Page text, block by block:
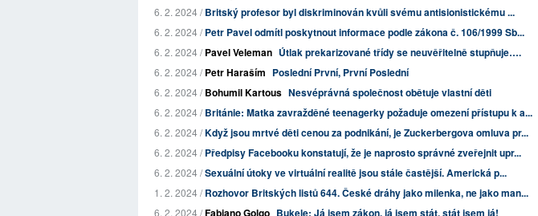
6. 2. 2024 /Britský profesor byl diskriminován kvůli svému antisionistickému ...
6. 2. 2024 /Petr Pavel odmítl poskytnout informace podle zákona č. 106/1999 Sb...
6. 2. 2024 /Pavel Veleman Útlak prekarizované třídy se neuvěřitelně stupňuje….
6. 2. 2024 /Petr Haraším Poslední První, První Poslední
6. 2. 2024 /Bohumil Kartous Nesvéprávná společnost obětuje vlastní děti
6. 2. 2024 /Británie: Matka zavražděné teenagerky požaduje omezení přístupu k a...
6. 2. 2024 /Když jsou mrtvé děti cenou za podnikání, je Zuckerbergova omluva pr...
6. 2. 2024 /Předpisy Facebooku konstatují, že je naprosto správné zveřejnit upr...
6. 2. 2024 /Sexuální útoky ve virtuální realitě jsou stále častější. Americká p...
1. 2. 2024 /Rozhovor Britských listů 644. České dráhy jako milenka, ne jako man...
6. 2. 2024 /Fabiano Golgo Bukele: Já jsem zákon, já jsem stát, stát jsem já!